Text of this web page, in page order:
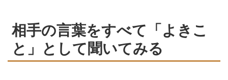
相手の言葉をすべて「よきこ
と」として聞いてみる